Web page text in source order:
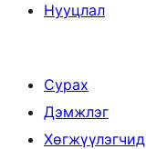
Нууцлал
Сурах
Дэмжлэг
Хөгжүүлэгчид